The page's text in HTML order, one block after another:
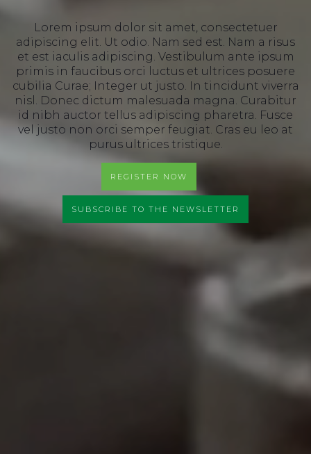
Lorem ipsum dolor sit amet, consectetuer
adipiscing elit. Ut odio. Nam sed est. Nam a risus
et est iaculis adipiscing. Vestibulum ante ipsum
primis in faucibus orci luctus et ultrices posuere
cubilia Curae; Integer ut justo. In tincidunt viverra
nisl. Donec dictum malesuada magna. Curabitur
id nibh auctor tellus adipiscing pharetra. Fusce
vel justo non orci semper feugiat. Cras eu leo at
purus ultrices tristique.
REGISTER NOW
SUBSCRIBE TO THE NEWSLETTER